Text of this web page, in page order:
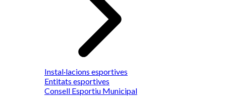
Instal·lacions esportives
Entitats esportives
Consell Esportiu Municipal